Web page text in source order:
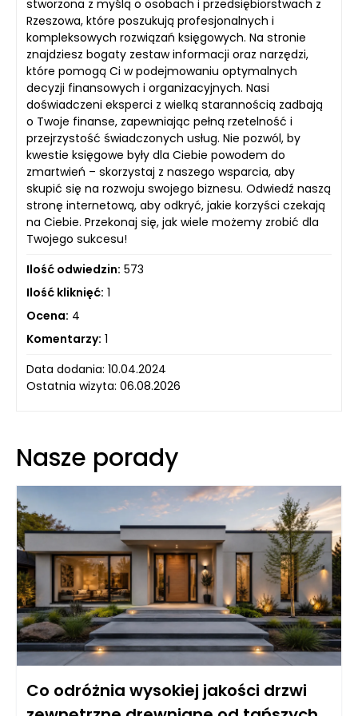
stworzona z myślą o osobach i przedsiębiorstwach z
Rzeszowa, które poszukują profesjonalnych i
kompleksowych rozwiązań księgowych. Na stronie
znajdziesz bogaty zestaw informacji oraz narzędzi,
które pomogą Ci w podejmowaniu optymalnych
decyzji finansowych i organizacyjnych. Nasi
doświadczeni eksperci z wielką starannością zadbają
o Twoje finanse, zapewniając pełną rzetelność i
przejrzystość świadczonych usług. Nie pozwól, by
kwestie księgowe były dla Ciebie powodem do
zmartwień – skorzystaj z naszego wsparcia, aby
skupić się na rozwoju swojego biznesu. Odwiedź naszą
stronę internetową, aby odkryć, jakie korzyści czekają
na Ciebie. Przekonaj się, jak wiele możemy zrobić dla
Twojego sukcesu!
Ilość odwiedzin: 573
Ilość kliknięć: 1
Ocena: 4
Komentarzy: 1
Data dodania: 10.04.2024
Ostatnia wizyta: 06.08.2026
Nasze porady
Co odróżnia wysokiej jakości drzwi